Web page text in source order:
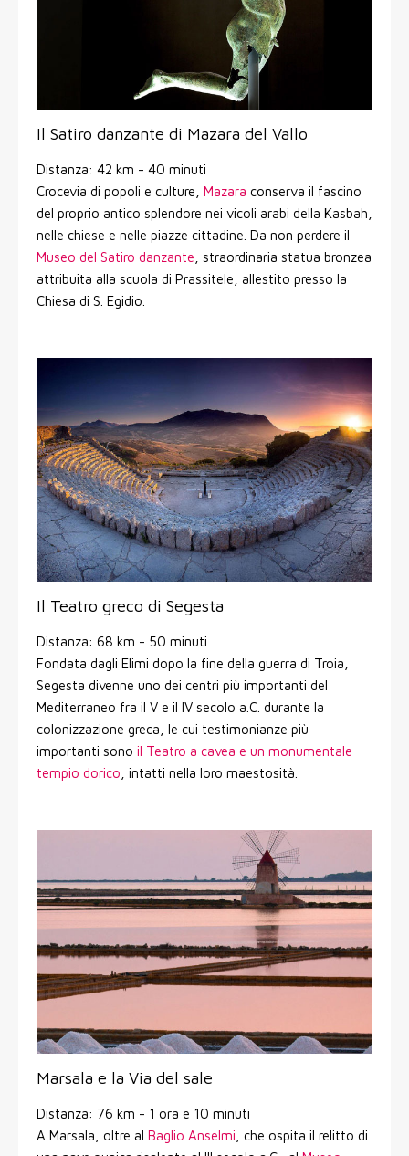
Il Satiro danzante di Mazara del Vallo
Distanza: 42 km - 40 minuti
Crocevia di popoli e culture, Mazara conserva il fascino
del proprio antico splendore nei vicoli arabi della Kasbah,
nelle chiese e nelle piazze cittadine. Da non perdere il
Museo del Satiro danzante , straordinaria statua bronzea
attribuita alla scuola di Prassitele, allestito presso la
Chiesa di S. Egidio.
Il Teatro greco di Segesta
Distanza: 68 km - 50 minuti
Fondata dagli Elimi dopo la fine della guerra di Troia,
Segesta divenne uno dei centri più importanti del
Mediterraneo fra il V e il IV secolo a.C. durante la
colonizzazione greca, le cui testimonianze più
importanti sono il Teatro a cavea e un monumentale
tempio dorico , intatti nella loro maestosità.
Marsala e la Via del sale
Distanza: 76 km - 1 ora e 10 minuti
A Marsala, oltre al Baglio Anselmi , che ospita il relitto di